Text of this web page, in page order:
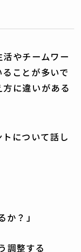
やチームワー
ことが多いで
に違いがある
について話し
か？」
調整する